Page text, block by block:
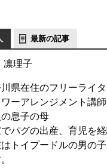
最新の記事
凛理子
県在住のフリーライ
ーアレンジメント講師
の息子の母
パグの出産、育児を経
トイプードルの男の